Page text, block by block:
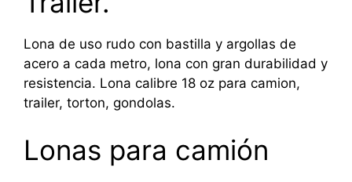
Lona de uso rudo con bastilla y argollas de
acero a cada metro, lona con gran durabilidad y
resistencia. Lona calibre 18 oz para camion,
trailer, torton, gondolas.
Lonas para camión